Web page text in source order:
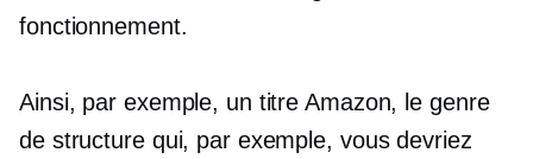
fonctionnement.
Ainsi, par exemple, un titre Amazon, le genre
de structure qui, par exemple, vous devriez